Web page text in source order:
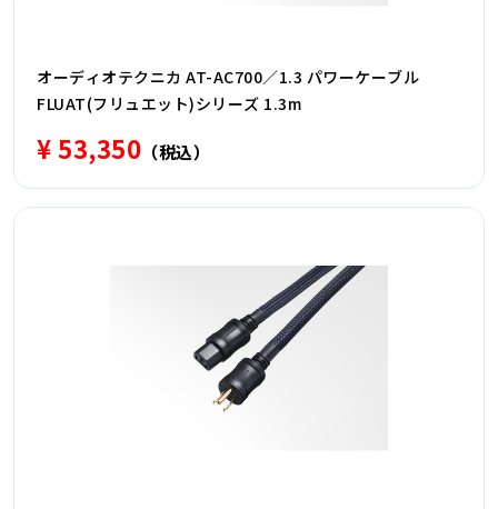
オーディオテクニカ AT-AC700／1.3 パワーケーブル
FLUAT(フリュエット)シリーズ 1.3m
¥ 53,350 （税込）